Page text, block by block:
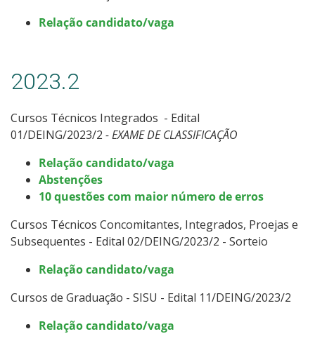
Relação candidato/vaga
2023.2
Cursos Técnicos Integrados - Edital
01/DEING/2023/2 - EXAME DE CLASSIFICAÇÃO
Relação candidato/vaga
Abstenções
10 questões com maior número de erros
Cursos Técnicos Concomitantes, Integrados, Proejas e
Subsequentes - Edital 02/DEING/2023/2 - Sorteio
Relação candidato/vaga
Cursos de Graduação - SISU - Edital 11/DEING/2023/2
Relação candidato/vaga